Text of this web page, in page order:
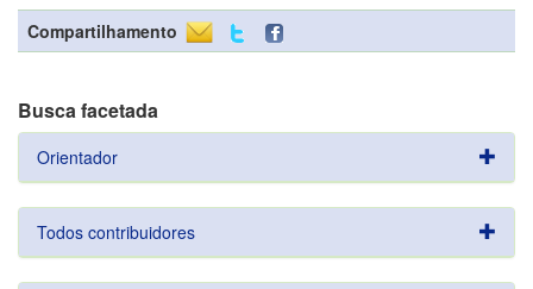
Compartilhamento
Busca facetada
Orientador
Todos contribuidores